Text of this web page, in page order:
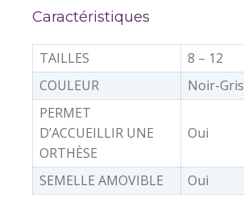
Caractéristiques
TAILLES
8 – 12
COULEUR
Noir-Gris
PERMET
D’ACCUEILLIR UNE
ORTHÈSE
Oui
SEMELLE AMOVIBLE Oui